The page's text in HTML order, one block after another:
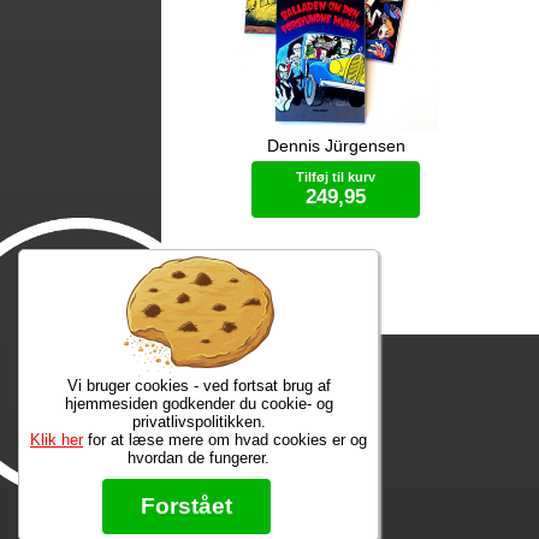
Freddy, 11 år og gyserfan, bliver en
nat kidnappet af Neanderslottets
monstre, som ønsker hans hjælp. Det
bliver starten på et ubrydeligt
venskab med vampyren Grev
hovedløse ridder Sir Arthur Fieldstein,
Frankenstein-uhyret Boris, mumien
Mummy og bøvsedragen Nitan.
Dennis Jürgensen
Tilføj til kurv
249,95
Vi bruger cookies - ved fortsat brug af
hjemmesiden godkender du cookie- og
privatlivspolitikken.
Klik herfor at læse mere om hvad cookies er og
hvordan de fungerer.
Forstået